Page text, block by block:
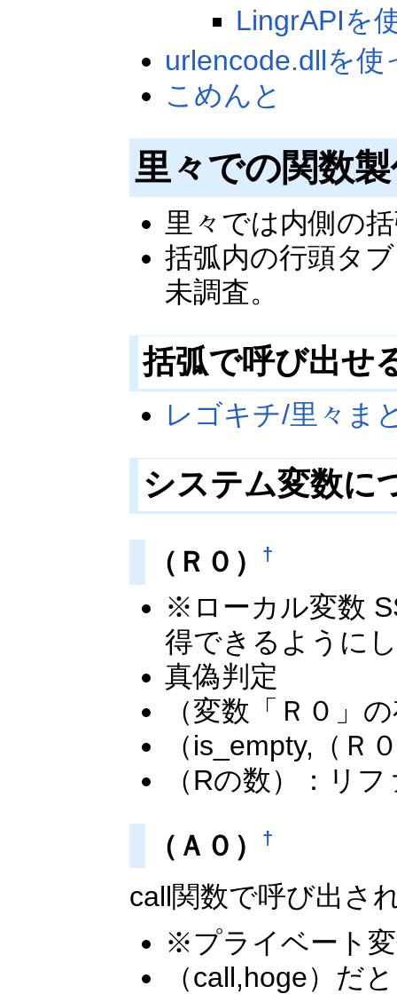
LingrAPIを
urlencode.dllを
こめんと
里々での関数
里々では内側の
括弧内の行頭タ
未調査。
括弧で呼び出せ
レゴキチ/里々ま
システム変数に
（Ｒ０） †
※ローカル変数
得できるように
真偽判定
（変数「Ｒ０」
（is_empty,（Ｒ
（Rの数）：リ
（Ａ０） †
call関数で呼び出さ
※プライベート
（call,hoge）だ